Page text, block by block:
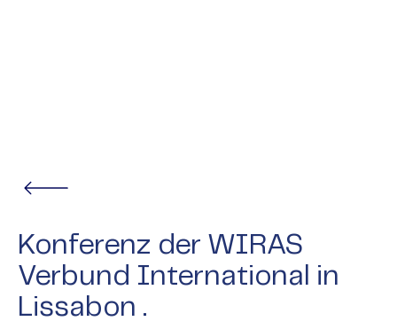
Konferenz der WIRAS
Verbund International in
Lissabon .